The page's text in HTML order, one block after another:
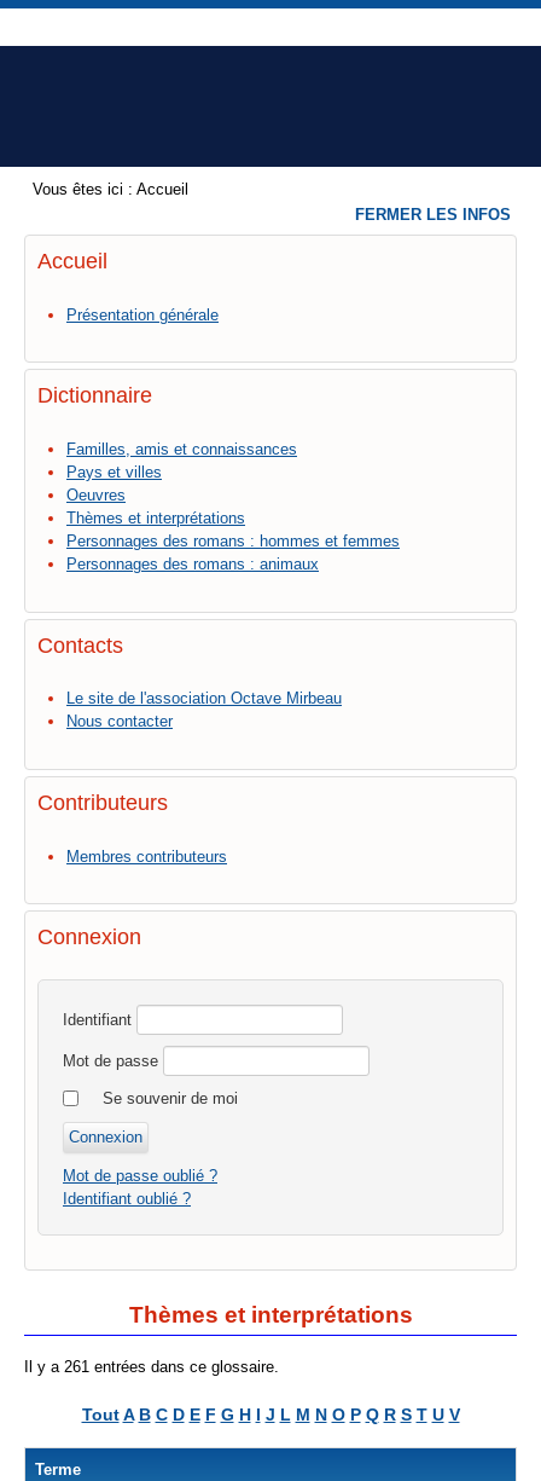
Vous êtes ici : Accueil
Accueil
Présentation générale
Dictionnaire
Familles, amis et connaissances
Pays et villes
Oeuvres
Thèmes et interprétations
Personnages des romans : hommes et femmes
Personnages des romans : animaux
Contacts
Le site de l'association Octave Mirbeau
Nous contacter
Contributeurs
Membres contributeurs
Connexion
Identifiant
Mot de passe
Se souvenir de moi
Mot de passe oublié ?
Identifiant oublié ?
Thèmes et interprétations
Il y a 261 entrées dans ce glossaire.
Tout A B C D E F G H I J L M N O P Q R S T U V
Terme
FERMER LES INFOS